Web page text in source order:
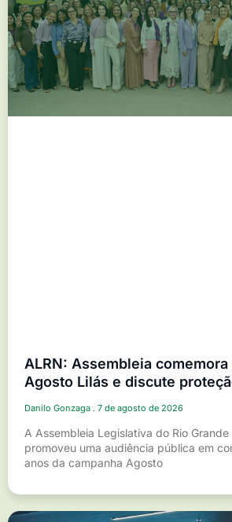
ALRN: Assembleia comemora
Agosto Lilás e discute
Danilo Gonzaga 7 de agosto de 2026
A Assembleia Legislativa do Rio
promoveu uma audiência pública em
anos da campanha Agosto